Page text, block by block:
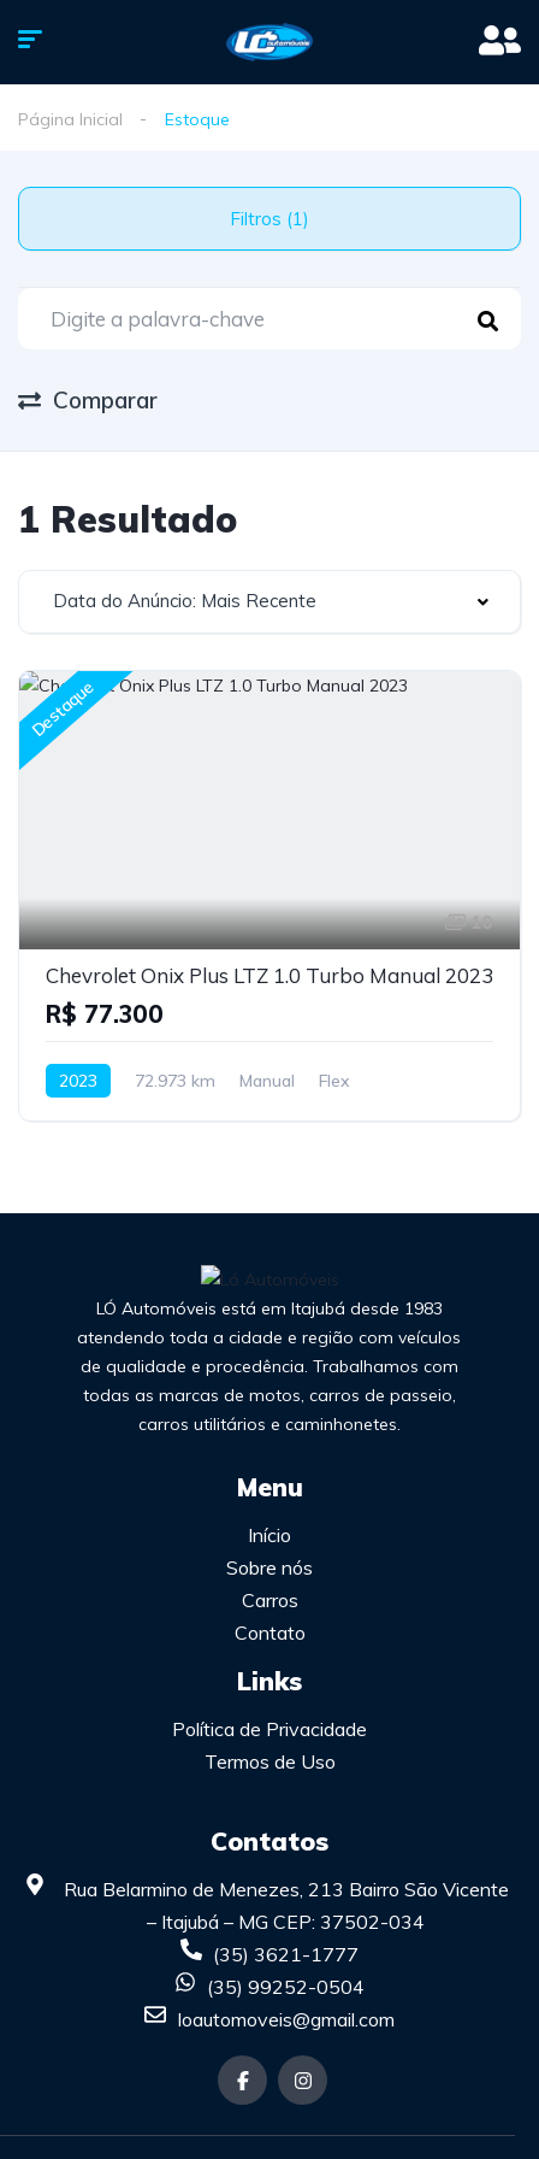
Página Inicial Estoque
Filtros (1)
Comparar
1 Resultado
Data do Anúncio: Mais Recente
Destaque
10
Chevrolet Onix Plus LTZ 1.0 Turbo Manual 2023
R$ 77.300
2023 72.973 km Manual Flex
LÓ Automóveis está em Itajubá desde 1983
atendendo toda a cidade e região com veículos
de qualidade e procedência. Trabalhamos com
todas as marcas de motos, carros de passeio,
carros utilitários e caminhonetes.
Menu
Início
Sobre nós
Carros
Contato
Links
Política de Privacidade
Termos de Uso
Contatos
Rua Belarmino de Menezes, 213 Bairro São Vicente
– Itajubá – MG CEP: 37502-034
(35) 3621-1777
(35) 99252-0504
loautomoveis@gmail.com